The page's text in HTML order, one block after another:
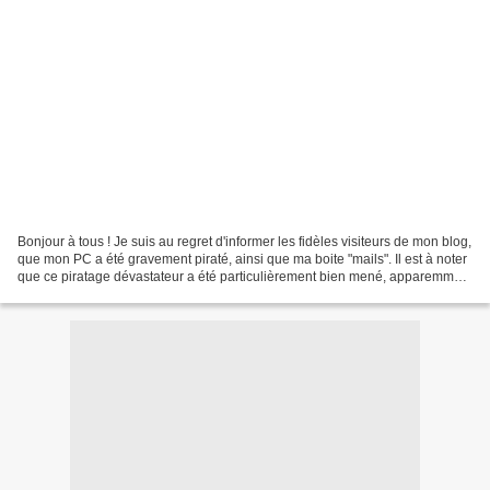
Bonjour à tous ! Je suis au regret d'informer les fidèles visiteurs de mon blog,
que mon PC a été gravement piraté, ainsi que ma boite "mails". Il est à noter
que ce piratage dévastateur a été particulièrement bien mené, apparemment